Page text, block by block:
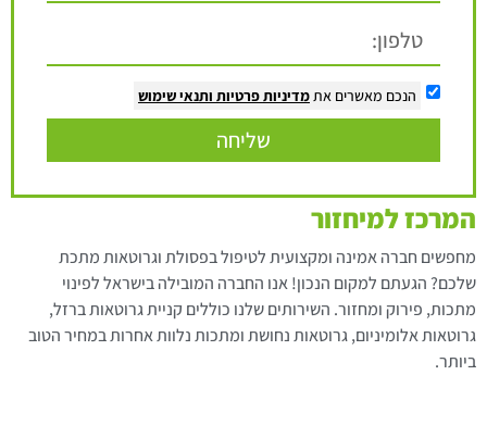
הנכם מאשרים אתמדיניות פרטיות ותנאי שימוש
שליחה
המרכז למיחזור
מחפשים חברה אמינה ומקצועית לטיפול בפסולת וגרוטאות מתכת
שלכם? הגעתם למקום הנכון! אנו החברה המובילה בישראל לפינוי
מתכות, פירוק ומחזור. השירותים שלנו כוללים קניית גרוטאות ברזל,
גרוטאות אלומיניום, גרוטאות נחושת ומתכות נלוות אחרות במחיר הטוב
ביותר.